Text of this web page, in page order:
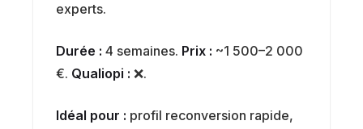
experts.
Durée : 4 semaines. Prix : ~1 500–2 000
€. Qualiopi : ❌.
Idéal pour : profil reconversion rapide,